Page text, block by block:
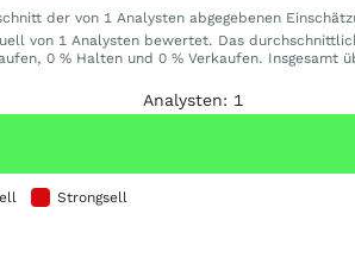
der von 1 Analysten abgegebenen
von 1 Analysten bewertet. Das
0 % Halten und 0 % Verkaufen. Insgesamt
Analysten: 1
Strongsell